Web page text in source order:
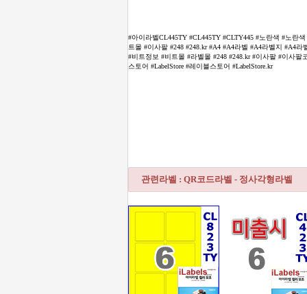
#아이라벨CL445TY #CL445TY #CLTY445 #노란색 #노란
트몰 #이사팔 #248 #248.kr #A4 #A4라벨 #A4라벨지 #A4
#비트정보 #비트몰 #라벨몰 #248 #248.kr #이사팔 #이사
스토어 #LabelStore #레이블스토어 #LabelStore.kr
관련라벨 : QR코드라벨 - 정사각형라벨